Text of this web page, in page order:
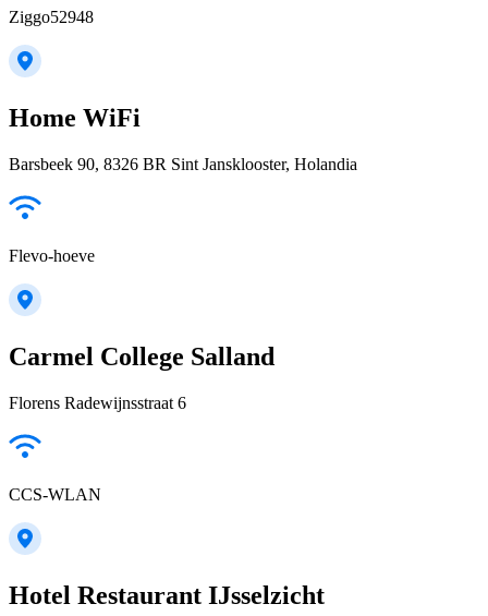
Ziggo52948
Home WiFi
Barsbeek 90, 8326 BR Sint Jansklooster, Holandia
Flevo-hoeve
Carmel College Salland
Florens Radewijnsstraat 6
CCS-WLAN
Hotel Restaurant IJsselzicht